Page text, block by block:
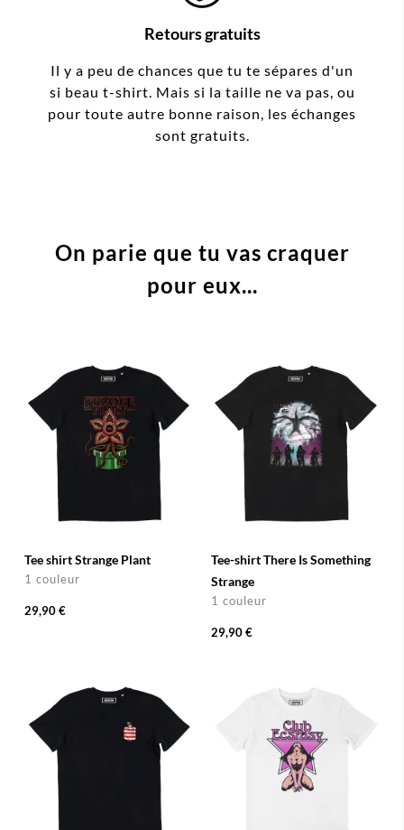
Retours gratuits
Il y a peu de chances que tu te sépares d'un
si beau t-shirt. Mais si la taille ne va pas, ou
pour toute autre bonne raison, les échanges
sont gratuits.
On parie que tu vas craquer
pour eux...
Tee shirt Strange Plant
1 couleur
29,90 €
Tee-shirt There Is Something
Strange
1 couleur
29,90 €